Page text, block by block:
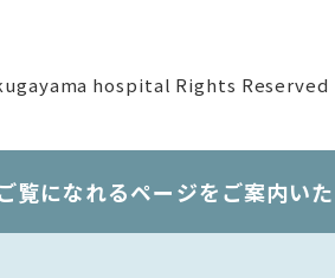
hospital Rights Reserved
になれるページをご案内い